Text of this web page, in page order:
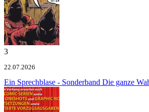
3
22.07.2026
Ein Sprechblase - Sonderband Die ganze